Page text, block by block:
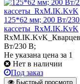
125*62 мм; 200 Вт/
кассеты_RxM.IK.KvK
Вт/230 В;
Не указана цена за 1
Нет в наличии
Под заказ
Быстрый просмотр